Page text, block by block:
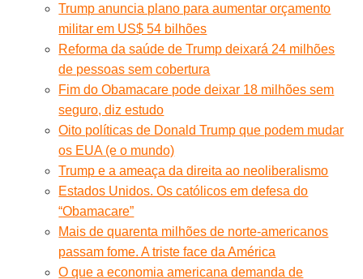
Trump anuncia plano para aumentar orçamento
militar em US$ 54 bilhões
Reforma da saúde de Trump deixará 24 milhões
de pessoas sem cobertura
Fim do Obamacare pode deixar 18 milhões sem
seguro, diz estudo
Oito políticas de Donald Trump que podem mudar
os EUA (e o mundo)
Trump e a ameaça da direita ao neoliberalismo
Estados Unidos. Os católicos em defesa do
“Obamacare”
Mais de quarenta milhões de norte-americanos
passam fome. A triste face da América
O que a economia americana demanda de